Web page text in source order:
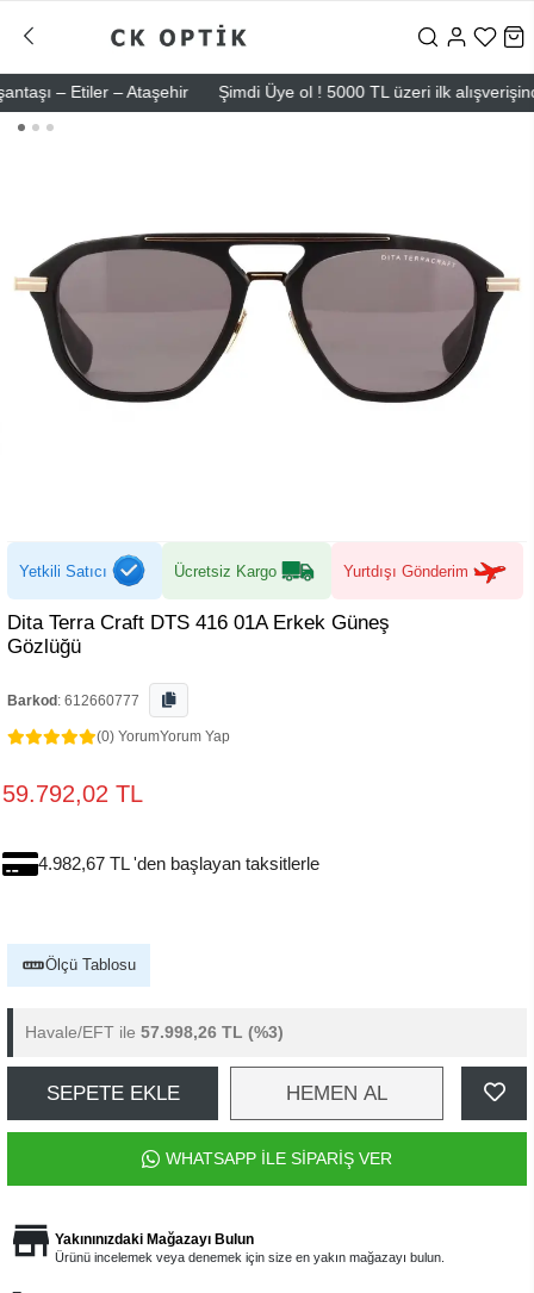
– Etiler – Ataşehir Şimdi Üye ol ! 5000 TL üzeri ilk alışverişinde
Yetkili Satıcı Ücretsiz Kargo Yurtdışı Gönderim
Dita Terra Craft DTS 416 01A Erkek Güneş
Gözlüğü
Barkod : 612660777
(0) YorumYorum Yap
59.792,02 TL
4.982,67 TL 'den başlayan taksitlerle
Ölçü Tablosu
Havale/EFT ile 57.998,26 TL (%3)
SEPETE EKLE HEMEN AL
WHATSAPP İLE SİPARİŞ VER
Yakınınızdaki Mağazayı Bulun
Ürünü incelemek veya denemek için size en yakın mağazayı bulun.